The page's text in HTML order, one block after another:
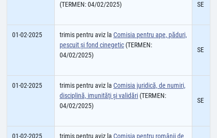
(TERMEN: 04/02/2025)
SE
01-02-2025 trimis pentru aviz la Comisia pentru ape, păduri,
pescuit şi fond cinegetic (TERMEN:
04/02/2025)
SE
01-02-2025 trimis pentru aviz la Comisia juridică, de numiri,
disciplină, imunităţi şi validări (TERMEN:
04/02/2025)
SE
01-02-2025 trimis pentru aviz la Comisia pentru românii de